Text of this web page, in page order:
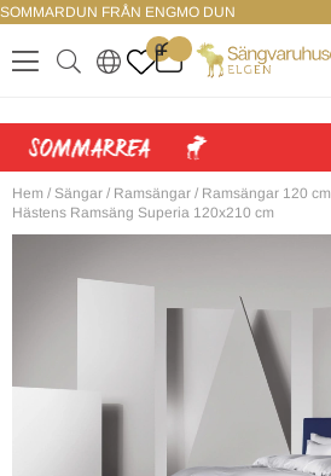
SOMMARDUN FRÅN ENGMO DUN
.
0
. ..
Hem / Sängar / Ramsängar / Ramsängar 120 cm
Hästens Ramsäng Superia 120x210 cm